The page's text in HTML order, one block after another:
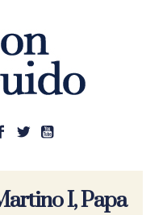
I, Papa